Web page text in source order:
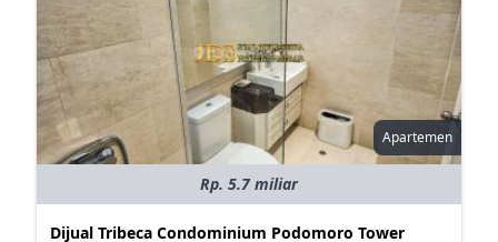
Apartemen
Rp. 5.7 miliar
Dijual Tribeca Condominium Podomoro Tower